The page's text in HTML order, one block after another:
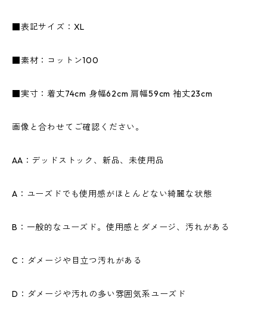
■表記サイズ：XL
■素材：コットン100
■実寸：着丈74cm 身幅62cm 肩幅59cm 袖丈23cm
画像と合わせてご確認ください。
AA：デッドストック、新品、未使用品
A：ユーズドでも使用感がほとんどない綺麗な状態
B：一般的なユーズド。使用感とダメージ、汚れがある
C：ダメージや目立つ汚れがある
D：ダメージや汚れの多い雰囲気系ユーズド